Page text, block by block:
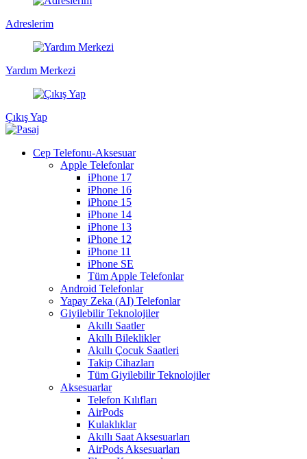
Adreslerim
Yardım Merkezi
Çıkış Yap
Cep Telefonu-Aksesuar
Apple Telefonlar
iPhone 17
iPhone 16
iPhone 15
iPhone 14
iPhone 13
iPhone 12
iPhone 11
iPhone SE
Tüm Apple Telefonlar
Android Telefonlar
Yapay Zeka (AI) Telefonlar
Giyilebilir Teknolojiler
Akıllı Saatler
Akıllı Bileklikler
Akıllı Çocuk Saatleri
Takip Cihazları
Tüm Giyilebilir Teknolojiler
Aksesuarlar
Telefon Kılıfları
AirPods
Kulaklıklar
Akıllı Saat Aksesuarları
AirPods Aksesuarları